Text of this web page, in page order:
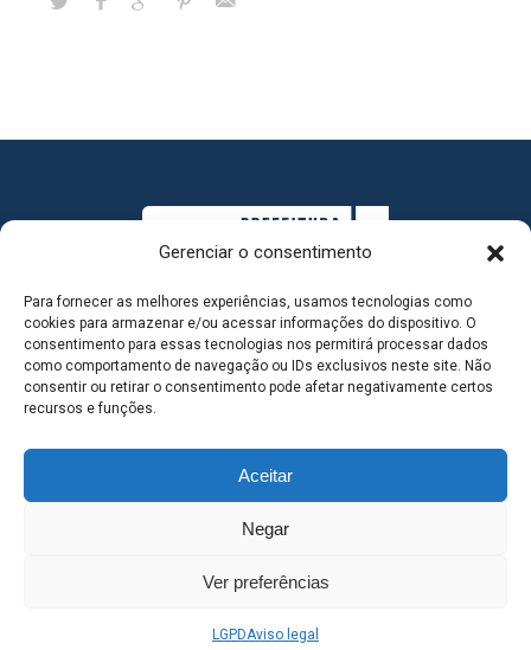
Gerenciar o consentimento
Para fornecer as melhores experiências, usamos tecnologias como
cookies para armazenar e/ou acessar informações do dispositivo. O
consentimento para essas tecnologias nos permitirá processar dados
como comportamento de navegação ou IDs exclusivos neste site. Não
consentir ou retirar o consentimento pode afetar negativamente certos
recursos e funções.
Aceitar
Negar
Ver preferências
LGPDAviso legal
MAPA DO SITE
SEDE DO ADMINISTRATIVO MUNICIPAL - Avenida